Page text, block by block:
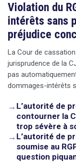
Violation du
intérêts sans
préjudice
La Cour de
jurisprudence de la
pas
dommages-intérêts
→ L’autorité de
contourner la
trop sévère à
→ L’autorité de
soumise au
question